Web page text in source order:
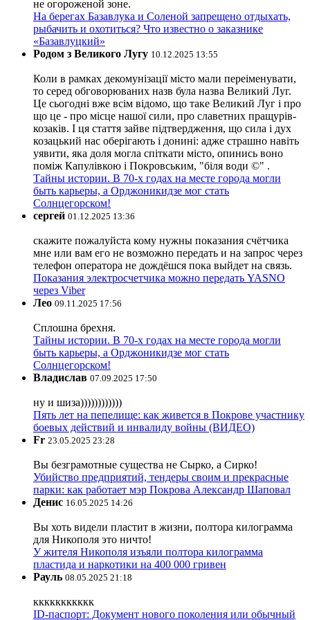
не огороженой зоне.
На берегах Базавлука и Соленой запрещено отдыхать,
рыбачить и охотиться? Что известно о заказнике
«Базавлуцкий»
Родом з Великого Лугу 10.12.2025 13:55
Коли в рамках декомунізації місто мали переіменувати,
то серед обговорюваних назв була назва Великий Луг.
Це сьогодні вже всім відомо, що таке Великий Луг і про
що це - про місце нашої сили, про славетних пращурів-
козаків. І ця стаття зайве підтвердження, що сила і дух
козацький нас оберігають і донині: адже страшно навіть
уявити, яка доля могла спіткати місто, опинись воно
поміж Капулівкою і Покровським, "біля води ©" .
Тайны истории. В 70-х годах на месте города могли
быть карьеры, а Орджоникидзе мог стать
Солнцегорском!
сергей 01.12.2025 13:36
скажите пожалуйста кому нужны показания счётчика
мне или вам его не возможно передать и на запрос через
телефон оператора не дождёшся пока выйдет на связь.
Показания электросчетчика можно передать YASNO
через Viber
Лео 09.11.2025 17:56
Сплошна брехня.
Тайны истории. В 70-х годах на месте города могли
быть карьеры, а Орджоникидзе мог стать
Солнцегорском!
Владислав 07.09.2025 17:50
ну и шиза))))))))))))
Пять лет на пепелище: как живется в Покрове участнику
боевых действий и инвалиду войны (ВИДЕО)
Fr 23.05.2025 23:28
Вы безграмотные существа не Сырко, а Сирко!
Убийство предприятий, тендеры своим и прекрасные
парки: как работает мэр Покрова Александр Шаповал
Денис 16.05.2025 14:26
Вы хоть видели пластит в жизни, полтора килограмма
для Никополя это ничто!
У жителя Никополя изъяли полтора килограмма
пластида и наркотики на 400 000 гривен
Рауль 08.05.2025 21:18
ккккккккккк
ID-паспорт: Документ нового поколения или обычный